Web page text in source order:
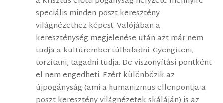
speciális minden poszt keresztény
világnézethez képest. Valójában a
kereszténység megjelenése után azt már nem
tudja a kultúrember túlhaladni. Gyengíteni,
torzítani, tagadni tudja. De viszonyítási pontként
el nem engedheti. Ezért különbözik az
újpogányság (ami a humanizmus ellenpontja a